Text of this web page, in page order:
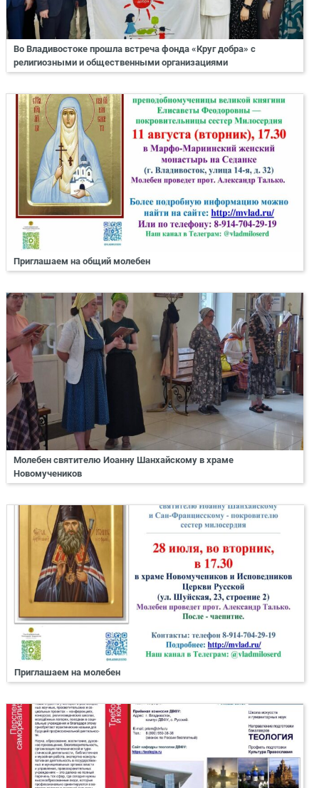
Во Владивостоке прошла встреча фонда «Круг добра» с
религиозными и общественными организациями
Приглашаем на общий молебен
Молебен святителю Иоанну Шанхайскому в храме
Новомучеников
Приглашаем на молебен